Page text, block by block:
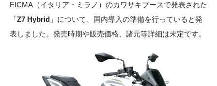
EICMA（イタリア・ミラノ）のカワサキブースで発表された
「Z7 Hybrid 」について、国内導入の準備を行っていると発
表しました。発売時期や販売価格、諸元等詳細は未定です。